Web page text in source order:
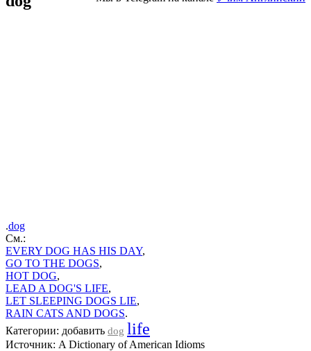
.dog
Cм.:
EVERY DOG HAS HIS DAY,
GO TO THE DOGS,
HOT DOG,
LEAD A DOG'S LIFE,
LET SLEEPING DOGS LIE,
RAIN CATS AND DOGS.
Категории: добавить dog life
Источник: A Dictionary of American Idioms